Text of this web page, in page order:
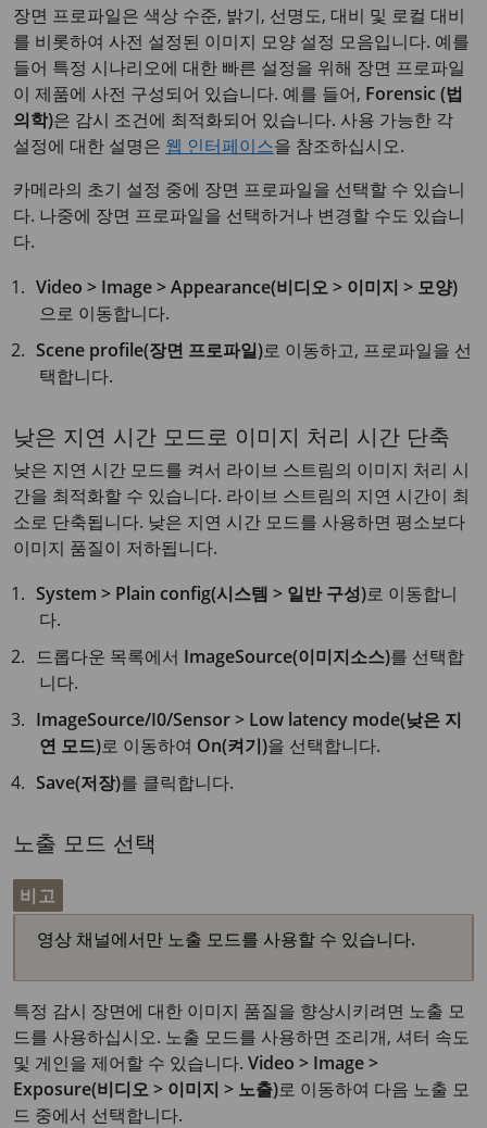
장면 프로파일은 색상 수준, 밝기, 선명도, 대비 및 로컬 대비
를 비롯하여 사전 설정된 이미지 모양 설정 모음입니다. 예를
들어 특정 시나리오에 대한 빠른 설정을 위해 장면 프로파일
이 제품에 사전 구성되어 있습니다. 예를 들어, Forensic (법
의학)은 감시 조건에 최적화되어 있습니다. 사용 가능한 각
설정에 대한 설명은 웹 인터페이스을 참조하십시오.
카메라의 초기 설정 중에 장면 프로파일을 선택할 수 있습니
다. 나중에 장면 프로파일을 선택하거나 변경할 수도 있습니
다.
Video > Image > Appearance(비디오 > 이미지 > 모양)
으로 이동합니다.
Scene profile(장면 프로파일)로 이동하고, 프로파일을 선
택합니다.
낮은 지연 시간 모드로 이미지 처리 시간 단축
낮은 지연 시간 모드를 켜서 라이브 스트림의 이미지 처리 시
간을 최적화할 수 있습니다. 라이브 스트림의 지연 시간이 최
소로 단축됩니다. 낮은 지연 시간 모드를 사용하면 평소보다
이미지 품질이 저하됩니다.
System > Plain config(시스템 > 일반 구성)로 이동합니
다.
드롭다운 목록에서 ImageSource(이미지소스)를 선택합
니다.
ImageSource/I0/Sensor > Low latency mode(낮은 지
연 모드)로 이동하여 On(켜기)을 선택합니다.
Save(저장)를 클릭합니다.
노출 모드 선택
비고
영상 채널에서만 노출 모드를 사용할 수 있습니다.
특정 감시 장면에 대한 이미지 품질을 향상시키려면 노출 모
드를 사용하십시오. 노출 모드를 사용하면 조리개, 셔터 속도
및 게인을 제어할 수 있습니다. Video > Image >
Exposure(비디오 > 이미지 > 노출)로 이동하여 다음 노출 모
드 중에서 선택합니다.